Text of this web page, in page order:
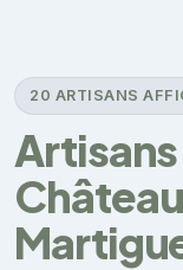
20 ARTISANS